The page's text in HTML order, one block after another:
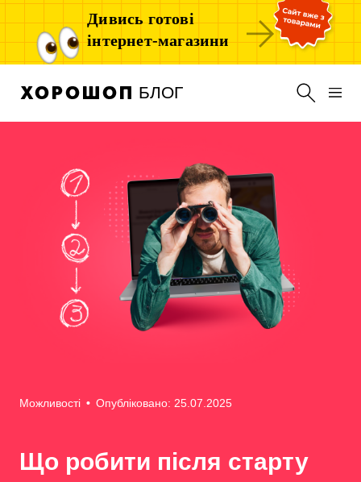
Дивись готові
інтернет-магазини
БЛОГ
Можливості • Опубліковано: 25.07.2025
Що робити після старту